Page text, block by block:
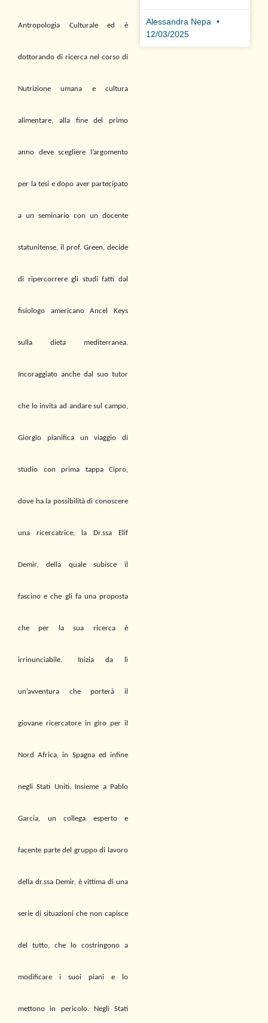
Antropologia Culturaleed è
dottorando di ricerca nel corso di
Nutrizione umana e cultura
alimentare, alla fine del primo
anno deve scegliere l’argomento
per la tesi e dopo aver partecipato
a un seminario con un docente
statunitense, il prof. Green, decide
di ripercorrere gli studi fatti dal
fisiologo americano Ancel Keys
sulla dieta mediterranea.
Incoraggiato anche dal suo tutor
che lo invita ad andare sul campo,
Giorgio pianifica un viaggio di
studio con prima tappa Cipro,
dove ha la possibilità di conoscere
una ricercatrice, la Dr.ssa Elif
Demir, della quale subisce il
fascino e che gli fa una proposta
che per la sua ricerca è
irrinunciabile. Inizia da lì
un’avventura che porterà il
giovane ricercatore ingiro per il
Nord Africa,in Spagna ed infine
negli Stati Uniti. Insieme a Pablo
Garcia, un collega esperto e
facente parte del gruppo di lavoro
della dr.ssa Demir, è vittima di una
serie di situazioni che non capisce
del tutto, che lo costringono a
modificare i suoi piani e lo
mettono in pericolo. Negli Stati
Alessandra Nepa
12/03/2025